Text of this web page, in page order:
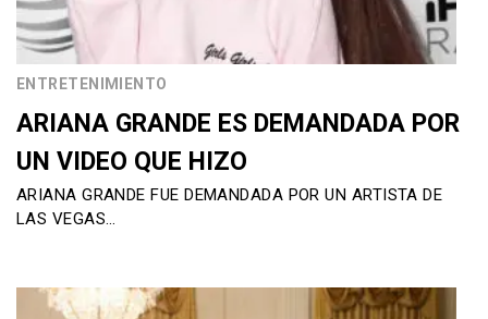
ENTRETENIMIENTO
ARIANA GRANDE ES DEMANDADA POR
UN VIDEO QUE HIZO
ARIANA GRANDE FUE DEMANDADA POR UN ARTISTA DE
LAS VEGAS…